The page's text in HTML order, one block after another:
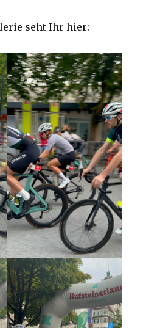
seht Ihr hier: